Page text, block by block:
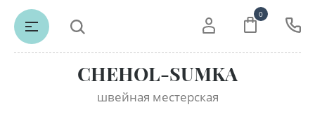
CHEHOL-SUMKA
швейная местерская
0